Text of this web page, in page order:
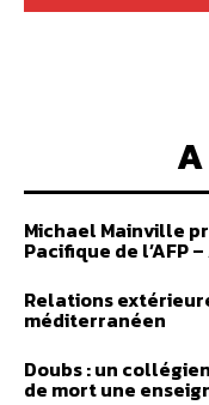
Michael Mainville
Pacifique de l’AFP
Relations
méditerranéen
Doubs : un
de mort une